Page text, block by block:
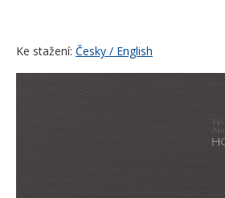
Ke stažení: Česky / English